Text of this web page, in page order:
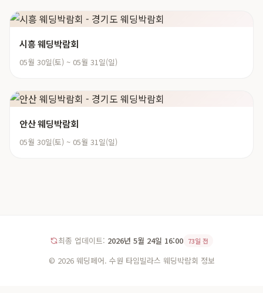
시흥 웨딩박람회
05월 30일(토) ~ 05월 31일(일)
안산 웨딩박람회
05월 30일(토) ~ 05월 31일(일)
최종 업데이트: 2026년 5월 24일 16:00 73일 전
© 2026 웨딩페어. 수원 타임빌라스 웨딩박람회 정보